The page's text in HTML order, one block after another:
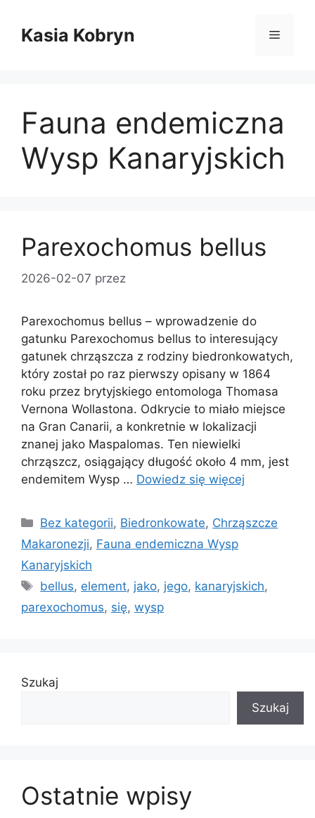
treściKasia Kobryn Menu
Fauna endemiczna
Wysp Kanaryjskich
Parexochomus bellus
2026-02-07 przez
Parexochomus bellus – wprowadzenie do
gatunku Parexochomus bellus to interesujący
gatunek chrząszcza z rodziny biedronkowatych,
który został po raz pierwszy opisany w 1864
roku przez brytyjskiego entomologa Thomasa
Vernona Wollastona. Odkrycie to miało miejsce
na Gran Canarii, a konkretnie w lokalizacji
znanej jako Maspalomas. Ten niewielki
chrząszcz, osiągający długość około 4 mm, jest
endemitem Wysp … Dowiedz się więcej
Kategorie
Bez kategorii, Biedronkowate, Chrząszcze
Makaronezji, Fauna endemiczna Wysp
Kanaryjskich
Tagi
bellus, element, jako, jego, kanaryjskich,
parexochomus, się, wysp
Szukaj
Szukaj
Ostatnie wpisy